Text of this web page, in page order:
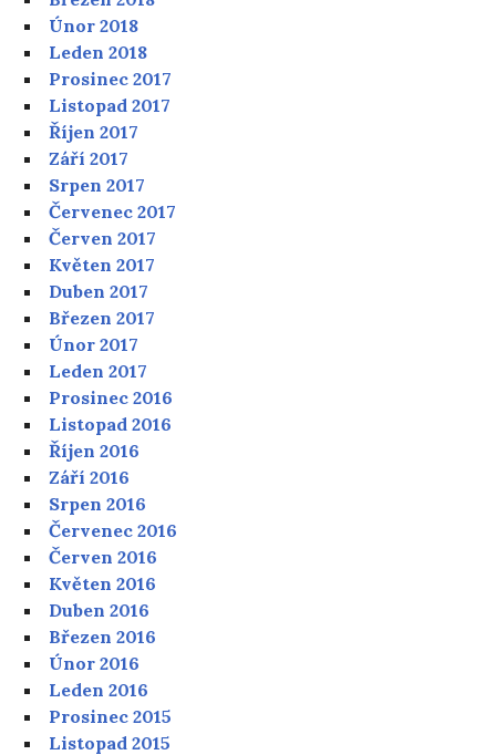
Únor 2018
Leden 2018
Prosinec 2017
Listopad 2017
Říjen 2017
Září 2017
Srpen 2017
Červenec 2017
Červen 2017
Květen 2017
Duben 2017
Březen 2017
Únor 2017
Leden 2017
Prosinec 2016
Listopad 2016
Říjen 2016
Září 2016
Srpen 2016
Červenec 2016
Červen 2016
Květen 2016
Duben 2016
Březen 2016
Únor 2016
Leden 2016
Prosinec 2015
Listopad 2015